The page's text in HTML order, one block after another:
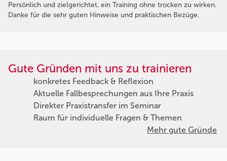
Persönlich und zielgerichtet, ein Training ohne trocken zu wirken.
Danke für die sehr guten Hinweise und praktischen Bezüge.
Gute Gründen mit uns zu trainieren
konkretes Feedback & Reflexion
Aktuelle Fallbesprechungen aus Ihre Praxis
Direkter Praxistransfer im Seminar
Raum für individuelle Fragen & Themen
Mehr gute Gründe